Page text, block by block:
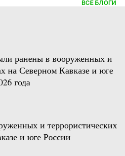
ВСЕ БЛОГИ
ранены в вооруженных и
на Северном Кавказе и юге
года
и террористических
и юге России